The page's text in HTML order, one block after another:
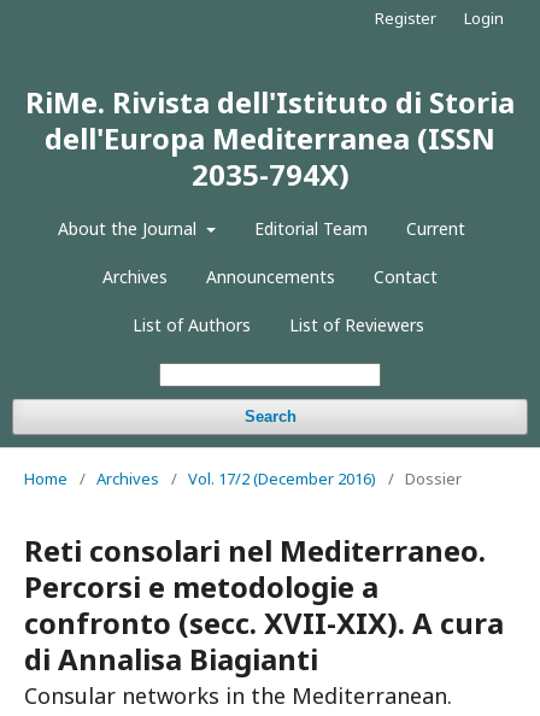
RiMe. Rivista dell'Istituto di Storia
dell'Europa Mediterranea (ISSN
2035-794X)
About the Journal Editorial Team Current
Archives Announcements Contact
List of Authors List of Reviewers
Search
Register Login
Home / Archives / Vol. 17/2 (December 2016) / Dossier
Reti consolari nel Mediterraneo.
Percorsi e metodologie a
confronto (secc. XVII-XIX). A cura
di Annalisa Biagianti
Consular networks in the Mediterranean.